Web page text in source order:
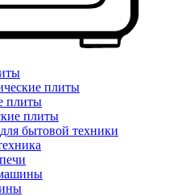
плиты
плиты
плиты
бытовой техники